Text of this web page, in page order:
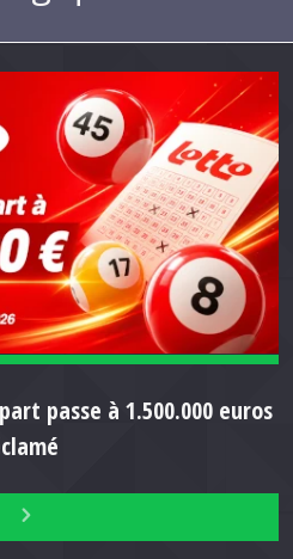
passe à 1.500.000 euros